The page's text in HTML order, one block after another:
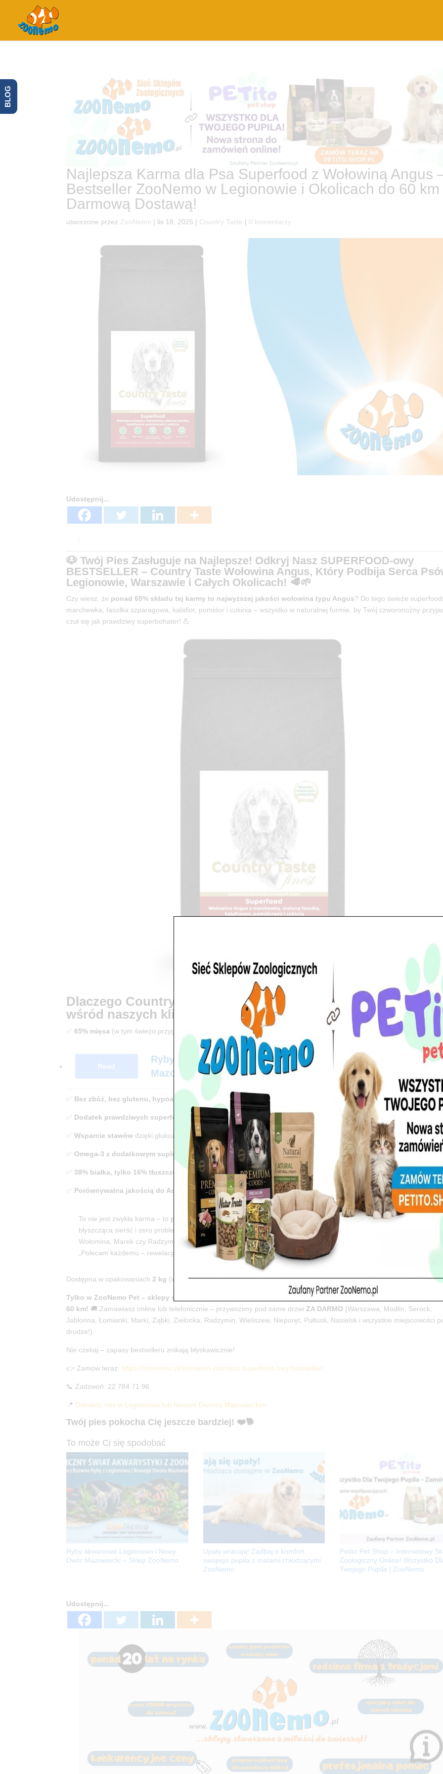
Najlepsza Karma dla Psa Superfood z Wołowiną Angus
Bestseller ZooNemo w Legionowie i Okolicach do 60 km
Darmową Dostawą!
utworzone przez ZooNemo | lis 18, 2025 | Country Taste | 0 komentarzy
Udostępnij...
🐶 Twój Pies Zasługuje na Najlepsze! Odkryj Nasz SUPERFOOD-owy
BESTSELLER – Country Taste Wołowina Angus, Który Podbija Serca
Legionowie, Warszawie i Całych Okolicach! 🥩🌱
Czy wiesz, że ponad 65% składu tej karmy to najwyższej jakości wołowina typu Angus? Do tego świeże
marchewka, fasolka szparagowa, kalafior, pomidor i cukinia – wszystko w naturalnej formie, by Twój czworonożny
czuł się jak prawdziwy superbohater! 💪
Dlaczego Country Taste SUPERFOOD Wołowina Angus to nr
wśród naszych klientów w ZooNemo?
✅65% mięsa (w tym świeżo przygotowana wołowina Angus – aż 35%!)
Ryby akwariowe Legionowo i Nowy Dwór
Mazowiecki – Sklep ZooNemo
Read
Bez zbóż, bez glutenu, hypoalergiczna– idealna dla psów z wrażliwym układem pokarmowym
Dodatek prawdziwych superfoods (każdy składnik odpowiada 4% świeżych warzyw i owoców)
✅Wsparcie stawów dzięki glukozaminie, chondroitynie i MSM
Omega-3 z dodatkowym suplementem dla lśniącej sierści i zdrowej skóry
✅38% białka, tylko 16% tłuszczu – perfekt dla aktywnych psów i tych na diecie
Porównywalna jakością do Acana czy Orijen, ale w znacznie lepszej cenie!
To nie jest zwykła karma – to pełnowartościowy posiłek, który widzimy w oczach psów: więcej energii, lepszy
błyszcząca sierść i zero problemów trawiennych. Nasi klienci z Legionowa, Nowego Dworu Mazowieckiego,
Wołomina, Marek czy Radzymina piszą: „Mój labrador nigdy nie jadł tak chętnie!”, „Owczarek w końcu nie ma
„Polecam każdemu – rewelacja!”.
Dostępna w opakowaniach 2 kg (idealne na spróbowanie) i12 kg(dla stałych bywalców).
Tylko w ZooNemo Pet – sklepy stacjonarne w Legionowie i Nowym Dworze Mazowieckim + BEZPŁATNA
60 km! 🚚 Zamawiasz online lub telefonicznie – przywozimy pod same drzwi ZA DARMO (Warszawa, Modlin, Serock,
Jabłonna, Łomianki, Marki, Ząbki, Zielonka, Radzymin, Wieliszew, Nieporęt, Pułtusk, Nasielsk i wszystkie miejscowości
drodze!).
Nie czekaj – zapasy bestselleru znikają błyskawicznie!
👉 Zamów teraz: https://zoonemo.pl/zoonemo-pet/nasz-superfood-owy-bestseller/
📞 Zadzwoń: 22 784 71 96
📍 Odwiedź nas w Legionowie lub Nowym Dworze Mazowieckim
Twój pies pokocha Cię jeszcze bardziej! ❤️🐕
To może Ci się spodobać
Ryby akwariowe Legionowo i Nowy
Dwór Mazowiecki – Sklep ZooNemo
Upały wracają! Zadbaj o komfort
swojego pupila z matami chłodzącymi
ZooNemo
Petito Pet Shop – Internetowy
Zoologiczny Online! Wszystko
Twojego Pupila | ZooNemo
Udostępnij...
BLOG